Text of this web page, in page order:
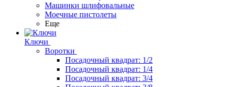
Машинки шлифовальные
Моечные пистолеты
Еще
Ключи
Воротки
Посадочный квадрат: 1/2
Посадочный квадрат: 1/4
Посадочный квадрат: 3/4